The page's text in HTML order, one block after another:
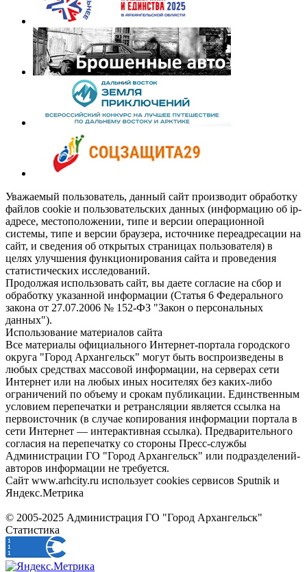
Уважаемый пользователь, данный сайт производит обработку
файлов cookie и пользовательских данных (информацию об ip-
адресе, местоположении, типе и версии операционной
системы, типе и версии браузера, источнике переадресации на
сайт, и сведения об открытых страницах пользователя) в
целях улучшения функционирования сайта и проведения
статистических исследований.
Продолжая использовать сайт, вы даете согласие на сбор и
обработку указанной информации (Статья 6 Федерального
закона от 27.07.2006 № 152-ФЗ "Закон о персональных
данных").
Использование материалов сайта
Все материалы официального Интернет-портала городского
округа "Город Архангельск" могут быть воспроизведены в
любых средствах массовой информации, на серверах сети
Интернет или на любых иных носителях без каких-либо
ограничений по объему и срокам публикации. Единственным
условием перепечатки и ретрансляции является ссылка на
первоисточник (в случае копирования информации портала в
сети Интернет — интерактивная ссылка). Предварительного
согласия на перепечатку со стороны Пресс-службы
Администрации ГО "Город Архангельск" или подразделений-
авторов информации не требуется.
Сайт www.arhcity.ru использует cookies сервисов Sputnik и
Яндекс.Метрика
© 2005-2025 Администрация ГО "Город Архангельск"
Статистика